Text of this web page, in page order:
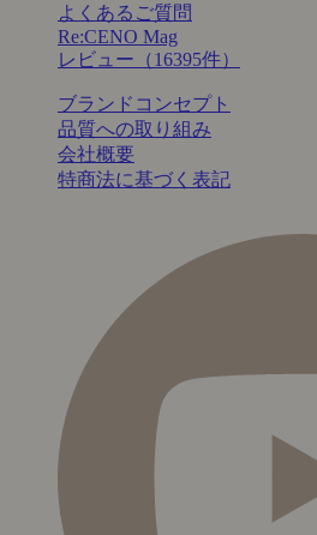
よくあるご質問
Re:CENO Mag
レビュー（16395件）
ブランドコンセプト
品質への取り組み
会社概要
特商法に基づく表記